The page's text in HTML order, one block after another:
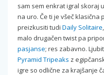
sam sem enkrat igral skoraj
na uro. Če ti je všeč klasična
preizkusiti tudi Daily Solitaire
malo drugačen twist pa
pasjanse; res zabavno.
Pyramid Tripeaks z
igre so odlične za krajšanje